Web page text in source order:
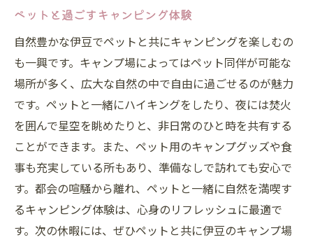
ペットと過ごすキャンピング体験
自然豊かな伊豆でペットと共にキャンピングを楽しむの
も一興です。キャンプ場によってはペット同伴が可能な
場所が多く、広大な自然の中で自由に過ごせるのが魅力
です。ペットと一緒にハイキングをしたり、夜には焚火
を囲んで星空を眺めたりと、非日常のひと時を共有する
ことができます。また、ペット用のキャンプグッズや食
事も充実している所もあり、準備なしで訪れても安心で
す。都会の喧騒から離れ、ペットと一緒に自然を満喫す
るキャンピング体験は、心身のリフレッシュに最適で
す。次の休暇には、ぜひペットと共に伊豆のキャンプ場